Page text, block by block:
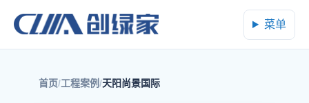
菜单
首页 工程案例 天阳尚景国际